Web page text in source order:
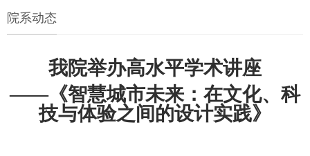
院系动态
我院举办高水平学术讲座
——《智慧城市未来：在文化、科
技与体验之间的设计实践》